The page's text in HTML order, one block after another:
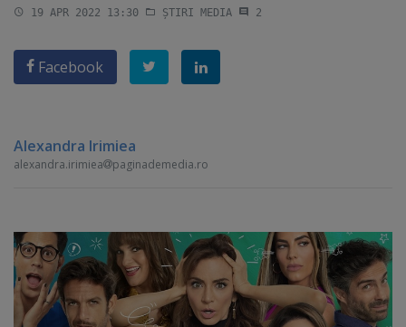
19 APR 2022 13:30 ȘTIRI MEDIA 2
Facebook
Alexandra Irimiea
alexandra.irimiea paginademedia.ro